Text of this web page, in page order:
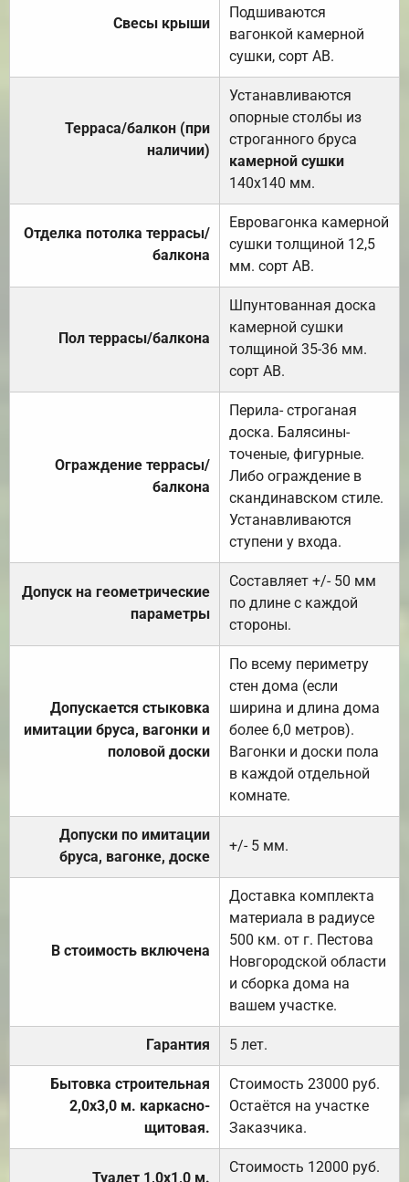
Свесы крыши
Подшиваются
вагонкой камерной
сушки, сорт АВ.
Терраса/балкон (при
наличии)
Устанавливаются
опорные столбы из
строганного бруса
камерной сушки
140х140 мм.
Отделка потолка террасы/
балкона
Евровагонка камерной
сушки толщиной 12,5
мм. сорт АВ.
Пол террасы/балкона
Шпунтованная доска
камерной сушки
толщиной 35-36 мм.
сорт АВ.
Ограждение террасы/
балкона
Перила- строганая
доска. Балясины-
точеные, фигурные.
Либо ограждение в
скандинавском стиле.
Устанавливаются
ступени у входа.
Допуск на геометрические
параметры
Составляет +/- 50 мм
по длине с каждой
стороны.
Допускается стыковка
имитации бруса, вагонки и
половой доски
По всему периметру
стен дома (если
ширина и длина дома
более 6,0 метров).
Вагонки и доски пола
в каждой отдельной
комнате.
Допуски по имитации
бруса, вагонке, доске
+/- 5 мм.
В стоимость включена
Доставка комплекта
материала в радиусе
500 км. от г. Пестова
Новгородской области
и сборка дома на
вашем участке.
Гарантия 5 лет.
Бытовка строительная
2,0х3,0 м. каркасно-
щитовая.
Стоимость 23000 руб.
Остаётся на участке
Заказчика.
Туалет 1,0х1,0 м.
Стоимость 12000 руб.